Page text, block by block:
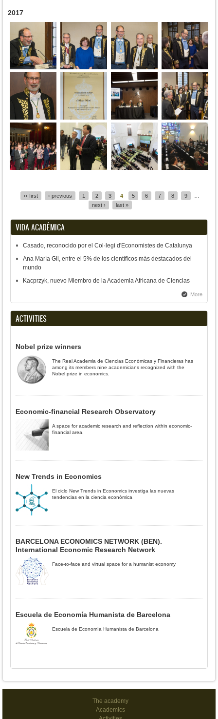
2017
‹‹ first ‹ previous 1 2 3 4 5 6 7 8 9
next ›
last »
VIDA ACADÉMICA
Casado, reconocido por el Col·legi d'Economistes de Catalunya
Ana María Gil, entre el 5% de los científicos más destacados del
mundo
Kacprzyk, nuevo Miembro de la Academia Africana de Ciencias
More
ACTIVITIES
Nobel prize winners
The Real Academia de Ciencias Económicas y Financieras has
among its members nine academicians recognized with the
Nobel prize in economics.
Economic-financial Research Observatory
A space for academic research and reflection within economic-
financial area.
New Trends in Economics
El ciclo New Trends in Economics investiga las nuevas
tendencias en la ciencia económica
BARCELONA ECONOMICS NETWORK (BEN).
International Economic Research Network
Face-to-face and virtual space for a humanist economy
Escuela de Economía Humanista de Barcelona
Escuela de Economía Humanista de Barcelona
The academy
Academics